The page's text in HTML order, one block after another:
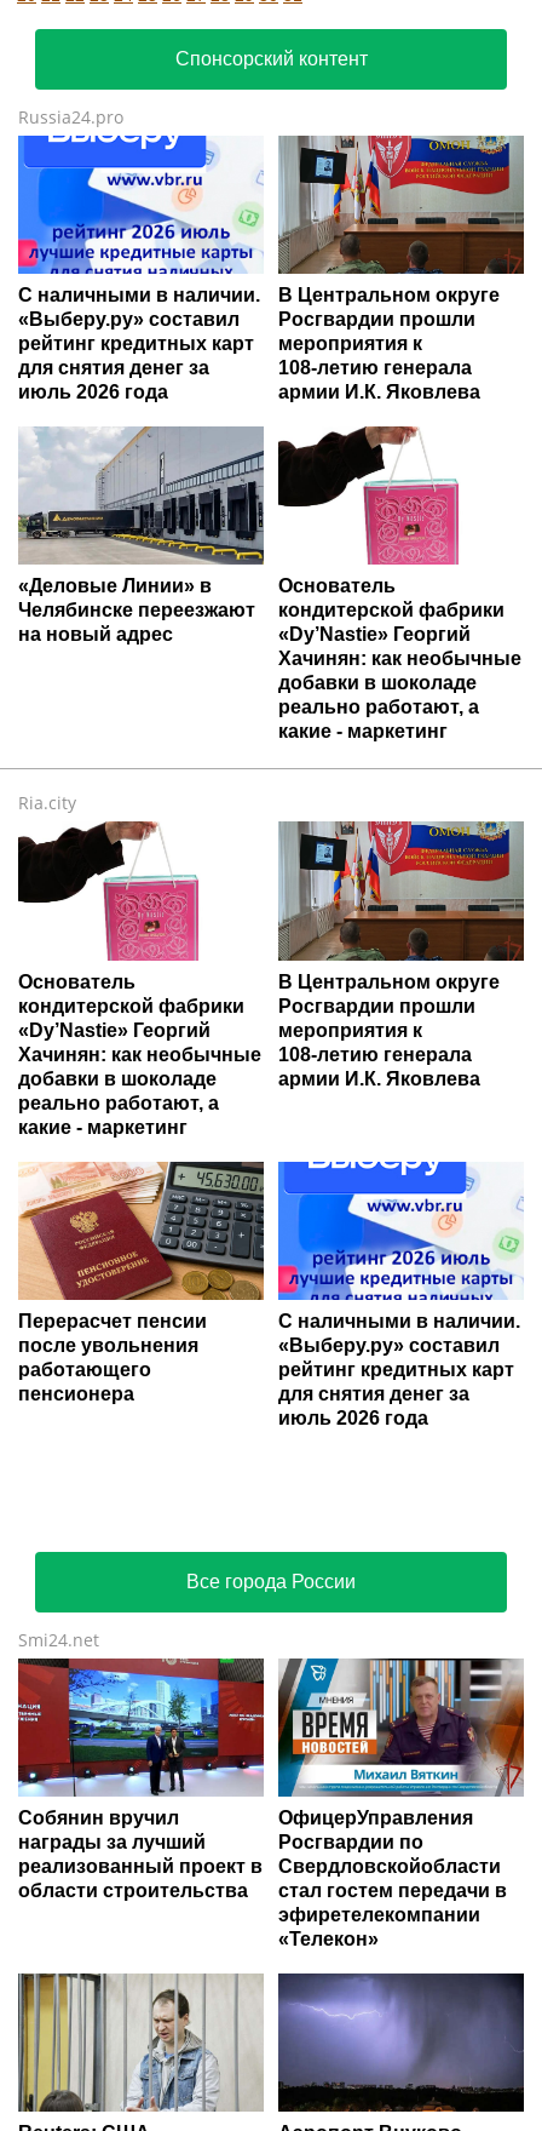
Спонсорский контент
Russia24.pro
С наличными в наличии.
«Выберу.ру» составил
рейтинг кредитных карт
для снятия денег за
июль 2026 года
В Центральном округе
Росгвардии прошли
мероприятия к
108‑летию генерала
армии И.К. Яковлева
«Деловые Линии» в
Челябинске переезжают
на новый адрес
Основатель
кондитерской фабрики
«Dy’Nastie» Георгий
Хачинян: как необычные
добавки в шоколаде
реально работают, а
какие - маркетинг
Ria.city
Основатель
кондитерской фабрики
«Dy’Nastie» Георгий
Хачинян: как необычные
добавки в шоколаде
реально работают, а
какие - маркетинг
В Центральном округе
Росгвардии прошли
мероприятия к
108‑летию генерала
армии И.К. Яковлева
Перерасчет пенсии
после увольнения
работающего
пенсионера
С наличными в наличии.
«Выберу.ру» составил
рейтинг кредитных карт
для снятия денег за
июль 2026 года
Все города России
Smi24.net
Собянин вручил
награды за лучший
реализованный проект в
области строительства
ОфицерУправления
Росгвардии по
Свердловскойобласти
стал гостем передачи в
эфиретелекомпании
«Телекон»